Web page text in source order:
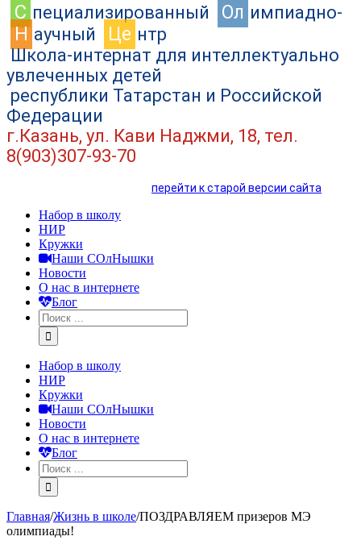
C пециализированный Ол импиадно-
Н аучный Це нтр
Школа-интернат для интеллектуально
увлеченных детей
республики Татарстан и Российской
Федерации
г.Казань, ул. Кави Наджми, 18, тел.
8(903)307-93-70
перейти к старой версии сайта
Набор в школу
НИР
Кружки
Наши СОлНышки
Новости
О нас в интернете
Блог
Набор в школу
НИР
Кружки
Наши СОлНышки
Новости
О нас в интернете
Блог
Главная/Жизнь в школе/ПОЗДРАВЛЯЕМ призеров МЭ
олимпиады!